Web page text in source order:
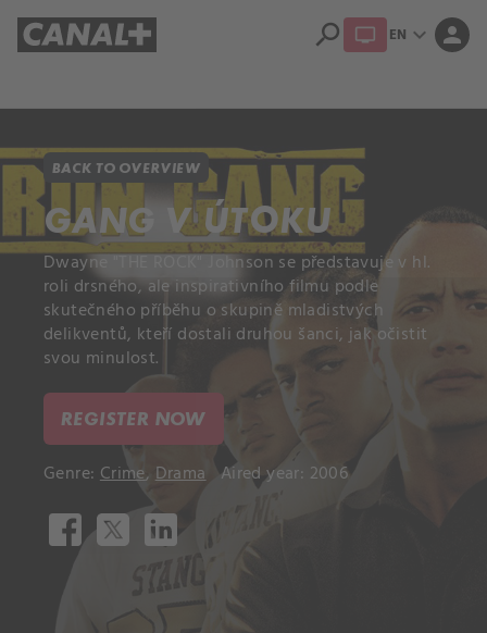
search EN expand_more person
BACK TO OVERVIEW
GANG V ÚTOKU
Dwayne "THE ROCK" Johnson se představuje v hl.
roli drsného, ale inspirativního filmu podle
skutečného příběhu o skupině mladistvých
delikventů, kteří dostali druhou šanci, jak očistit
svou minulost.
REGISTER NOW
Genre: Crime, Drama Aired year: 2006